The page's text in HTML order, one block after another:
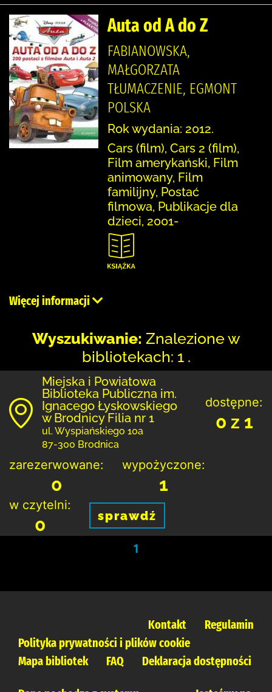
Auta od A do Z
FABIANOWSKA,
MAŁGORZATA
TŁUMACZENIE, EGMONT
POLSKA
Rok wydania: 2012.
Cars (film), Cars 2 (film),
Film amerykański, Film
animowany, Film
familijny, Postać
filmowa, Publikacje dla
dzieci, 2001-
Więcej informacji
Wyszukiwanie: Znalezione w
bibliotekach: 1 .
Miejska i Powiatowa
Biblioteka Publiczna im.
Ignacego Łyskowskiego
w Brodnicy Filia nr 1
ul. Wyspiańskiego 10a
87-300 Brodnica
dostępne:
0 z 1
zarezerwowane:
0
wypożyczone:
1
w czytelni:
0 sprawdź
1
Kontakt
Regulamin
Polityka prywatności i plików cookie
Mapa bibliotek
FAQ Deklaracja dostępności